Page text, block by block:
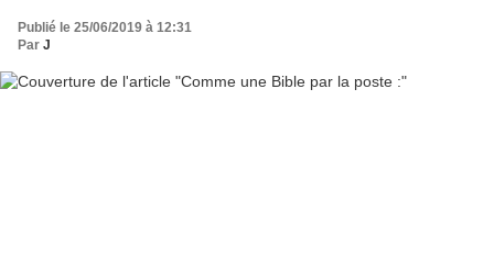
Publié le 25/06/2019 à 12:31
Par J